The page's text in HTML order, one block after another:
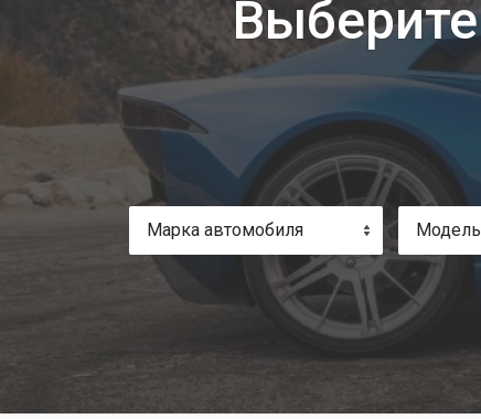
Марка автомобиля Модель